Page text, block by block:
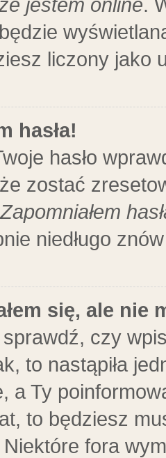
liczony jako
hasła!
hasło
zostać
Zapomniałem
niedługo
się, ale nie
czy
to nastąpiła
a Ty
to będziesz
fora